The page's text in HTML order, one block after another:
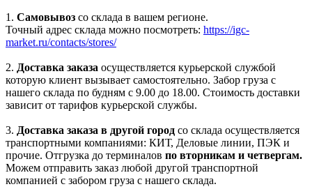
1. Самовывоз со склада в вашем регионе.
Точный адрес склада можно посмотреть: https://igc-
market.ru/contacts/stores/
2. Доставка заказа осуществляется курьерской службой
которую клиент вызывает самостоятельно. Забор груза с
нашего склада по будням с 9.00 до 18.00. Стоимость доставки
зависит от тарифов курьерской службы.
3. Доставка заказа в другой город со склада осуществляется
транспортными компаниями: КИТ, Деловые линии, ПЭК и
прочие. Отгрузка до терминалов по вторникам и четвергам.
Можем отправить заказ любой другой транспортной
компанией с забором груза с нашего склада.